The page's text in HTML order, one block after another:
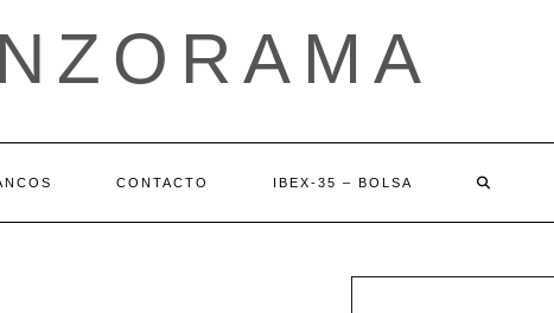
CONTACTO IBEX-35 – BOLSA